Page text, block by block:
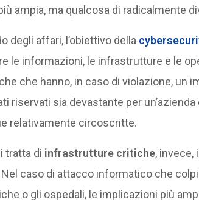
ampia, ma qualcosa di radicalmente
degli affari, l’obiettivo della
le informazioni, le infrastrutture e le
che hanno, in caso di violazione, un
riservati sia devastante per
relativamente circoscritte.
tratta di infrastrutture critiche, invece,
caso di attacco informatico che
o gli ospedali, le implicazioni più